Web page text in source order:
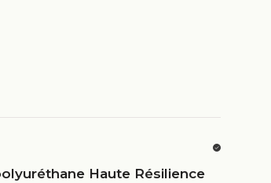
Haute Résilience